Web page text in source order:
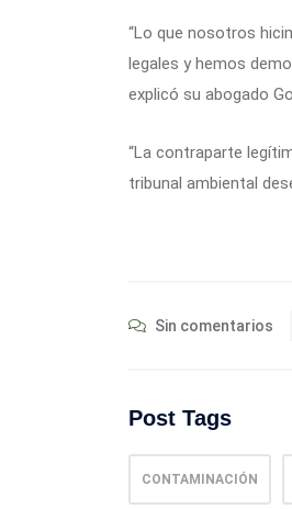
“Lo que nosotros
legales y hemos
explicó su abogado
“La contraparte
tribunal ambiental
Sin comentarios
Post Tags
CONTAMINACIÓN